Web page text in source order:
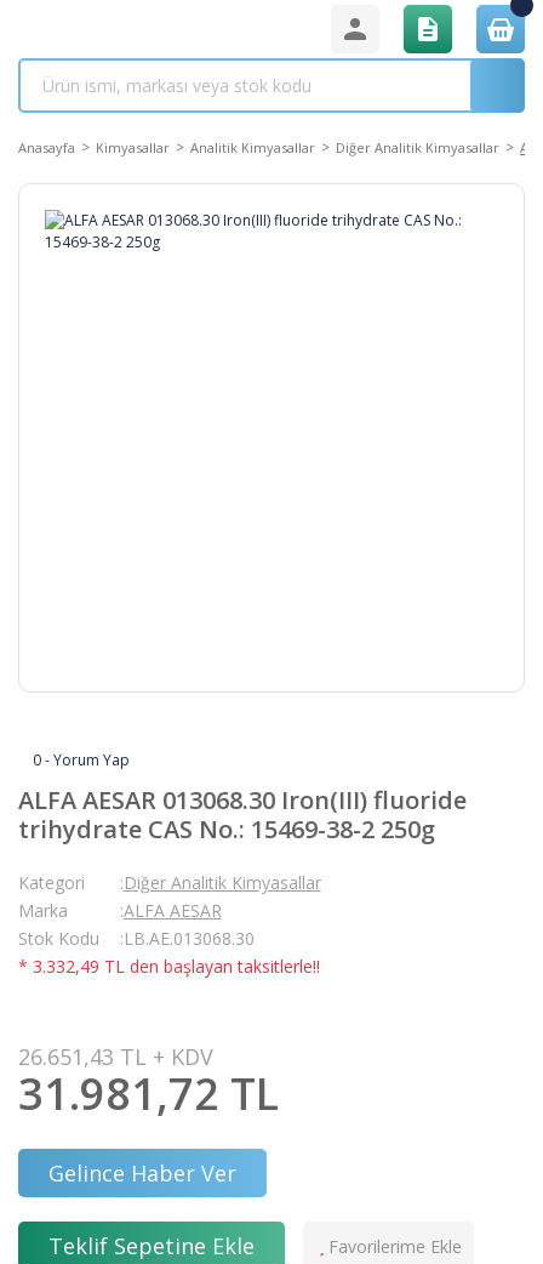
Anasayfa Kimyasallar Analitik Kimyasallar Diğer Analitik Kimyasallar
0 - Yorum Yap
ALFA AESAR 013068.30 Iron(III) fluoride
trihydrate CAS No.: 15469-38-2 250g
Kategori
Diğer Analitik Kimyasallar
Marka
ALFA AESAR
Stok Kodu
LB.AE.013068.30
* 3.332,49 TL den başlayan taksitlerle!!
26.651,43 TL + KDV
31.981,72 TL
Gelince Haber Ver
Teklif Sepetine Ekle